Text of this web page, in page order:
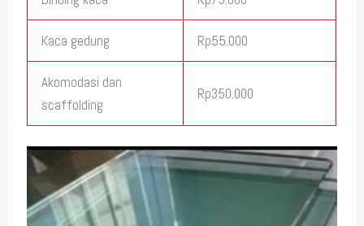
Kaca gedung Rp55.000
Akomodasi dan
scaffolding
Rp350.000